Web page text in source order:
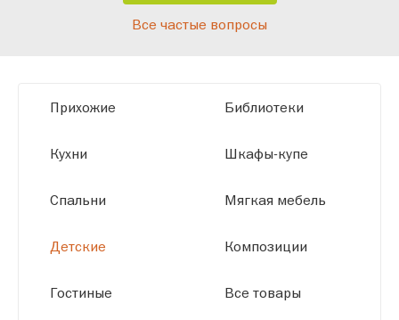
высокотехнологичному оборудованию
размерам.
Все частые вопросы
Прихожие
Кухни
Спальни
Детские
Гостиные
Библиотеки
Шкафы-купе
Мягкая мебель
Композиции
Все товары